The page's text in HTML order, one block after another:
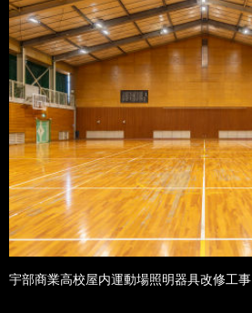
宇部商業高校屋内運動場照明器具改修工事